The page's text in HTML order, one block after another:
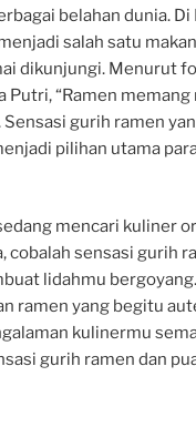
belahan dunia.
salah satu
dikunjungi. Menurut
Putri, “Ramen
gurih ramen
pilihan utama
mencari kuliner
cobalah sensasi gurih
lidahmu
ramen yang begitu
kulinermu
gurih ramen dan